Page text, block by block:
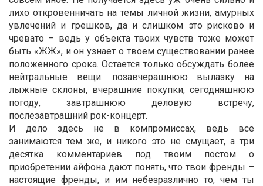
лихо откровенничать на темы личной жизни, амурных
увлечений и грешков, да и слишком это рисково и
чревато – ведь у объекта твоих чувств тоже может
быть «ЖЖ», и он узнает о твоем существовании ранее
положенного срока. Остается только обсуждать более
нейтральные вещи: позавчерашнюю вылазку на
лыжные склоны, вчерашние покупки, сегодняшнюю
погоду, завтрашнюю деловую встречу,
послезавтрашний рок-концерт.
И дело здесь не в компромиссах, ведь все
занимаются тем же, и никого это не смущает, а три
десятка комментариев под твоим постом о
приобретении айфона дают понять, что твои френды –
настоящие френды, и им небезразлично то, чем ты